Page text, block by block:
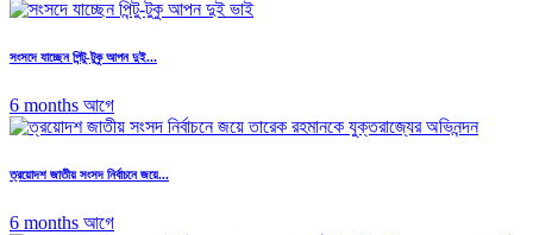
সংসদে যাচ্ছেন পিন্টু-টুকু আপন দুই...
6 months আগে
ত্রয়োদশ জাতীয় সংসদ নির্বাচনে জয়ে...
6 months আগে